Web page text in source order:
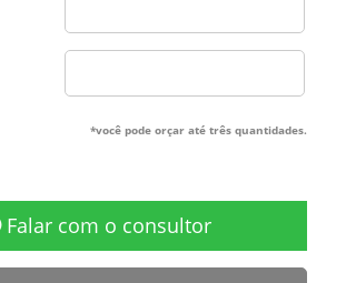
*você pode orçar até três quantidades.
Falar com o consultor